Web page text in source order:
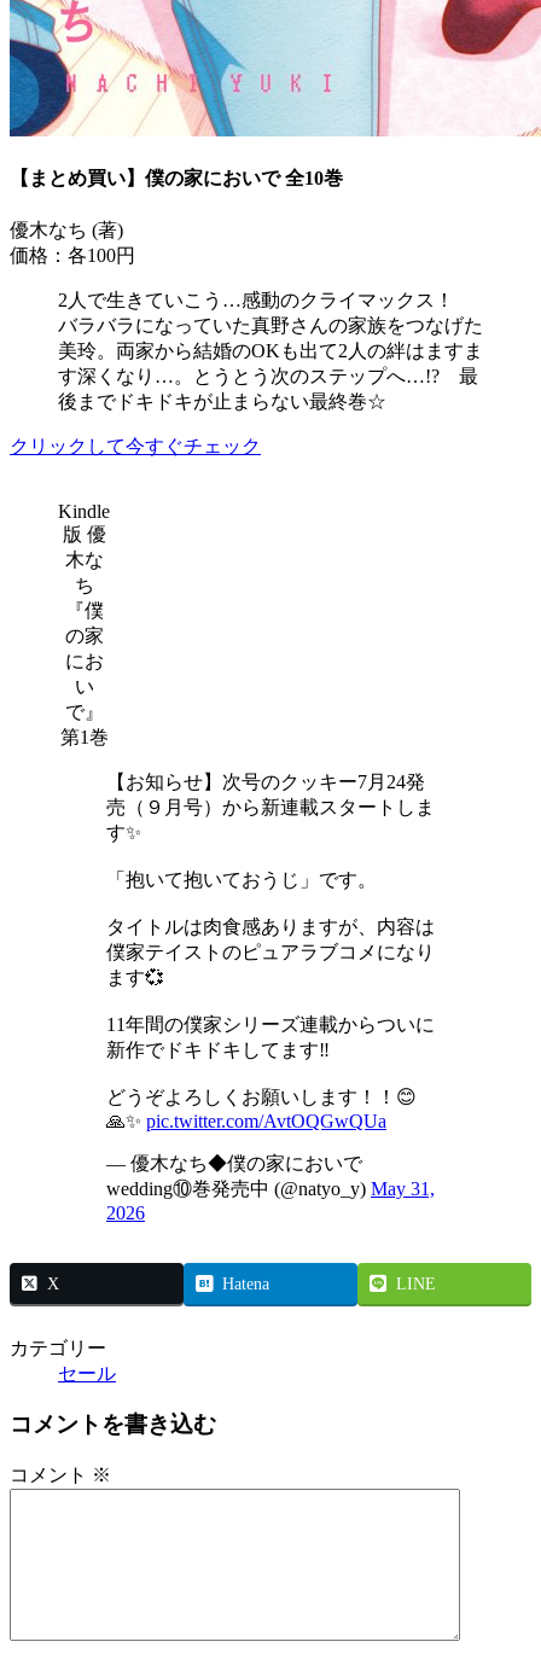
【まとめ買い】僕の家においで 全10巻
優木なち (著)
価格：各100円
2人で生きていこう…感動のクライマックス！
バラバラになっていた真野さんの家族をつなげた
美玲。両家から結婚のOKも出て2人の絆はますま
す深くなり…。とうとう次のステップへ…!? 最
後までドキドキが止まらない最終巻☆
クリックして今すぐチェック
Kindle
版 優
木な
ち
『僕
の家
にお
い
で』
第1巻
【お知らせ】次号のクッキー7月24発
売（９月号）から新連載スタートしま
す✨
「抱いて抱いておうじ」です。
タイトルは肉食感ありますが、内容は
僕家テイストのピュアラブコメになり
ます💞
11年間の僕家シリーズ連載からついに
新作でドキドキしてます‼︎
どうぞよろしくお願いします！！😊
🙏✨ pic.twitter.com/AvtOQGwQUa
— 優木なち◆僕の家においで
wedding⑩巻発売中 (@natyo_y) May 31,
2026
X Hatena LINE
カテゴリー
セール
コメントを書き込む
コメント ※